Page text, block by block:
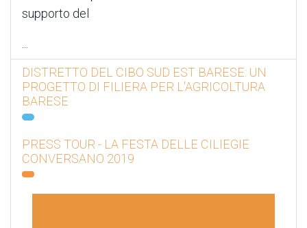
supporto del
...
DISTRETTO DEL CIBO SUD EST BARESE: UN
PROGETTO DI FILIERA PER L'AGRICOLTURA
BARESE
PRESS TOUR - LA FESTA DELLE CILIEGIE
CONVERSANO 2019